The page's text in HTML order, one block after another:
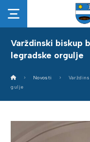
Varždinski biskup
legradske orgulje
Novosti
gulje